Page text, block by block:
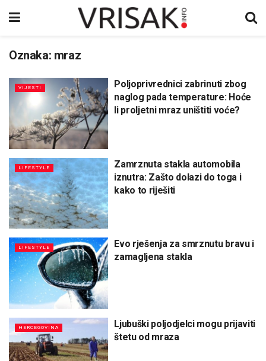
Oznaka: mraz
VIJESTI
Poljoprivrednici zabrinuti zbog
naglog pada temperature: Hoće
li proljetni mraz uništiti voće?
LIFESTYLE
Zamrznuta stakla automobila
iznutra: Zašto dolazi do toga i
kako to riješiti
LIFESTYLE
Evo rješenja za smrznutu bravu i
zamagljena stakla
HERCEGOVINA
Ljubuški poljodjelci mogu prijaviti
štetu od mraza